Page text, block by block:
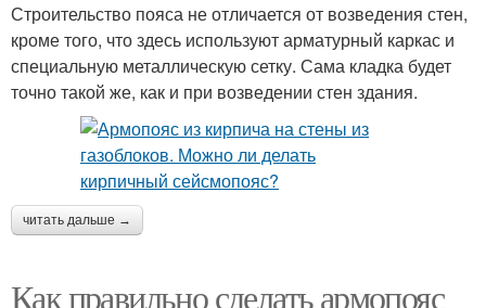
Строительство пояса не отличается от возведения стен,
кроме того, что здесь используют арматурный каркас и
специальную металлическую сетку. Сама кладка будет
точно такой же, как и при возведении стен здания.
читать дальше →
Как правильно сделать армопояс